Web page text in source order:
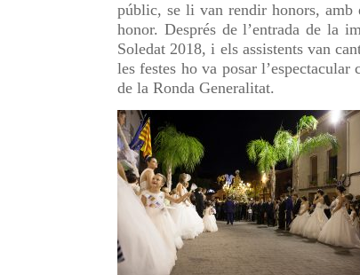
públic, se li van rendir honors,
honor. Després de l’entrada de la
Soledat 2018, i els assistents van
les festes ho va posar
de la Ronda Generalitat.